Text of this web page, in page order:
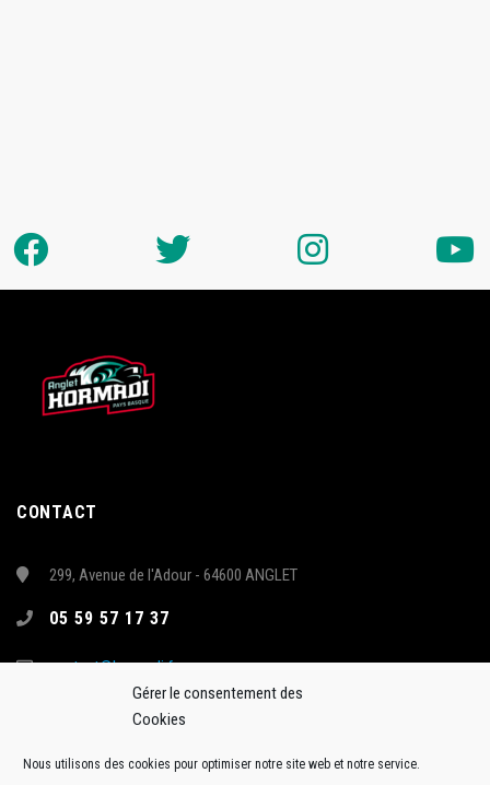
Gérer le consentement des
Cookies
Nous utilisons des cookies pour optimiser notre site web et notre service.
CONTACT
299, Avenue de l'Adour - 64600 ANGLET
05 59 57 17 37
contact@hormadi.fr